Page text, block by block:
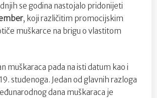
se godina nastojalo pridonijeti
, koji različitim promocijskim
muškarce na brigu o vlastitom
muškaraca pada na isti datum kao i
studenoga. Jedan od glavnih razloga
dana muškaraca je